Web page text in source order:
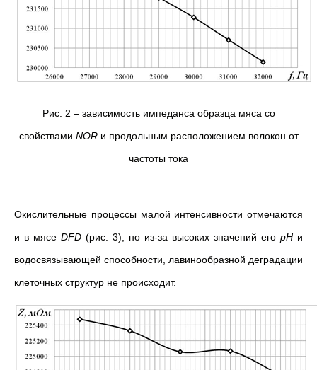
Рис. 2 – зависимость импеданса образца мяса со
свойствами NORи продольным расположением волокон от
частоты тока
Окислительные процессы малой интенсивности отмечаются
и в мясе DFD (рис. 3), но из-за высоких значений его рН и
водосвязывающей способности, лавинообразной деградации
клеточных структур не происходит.